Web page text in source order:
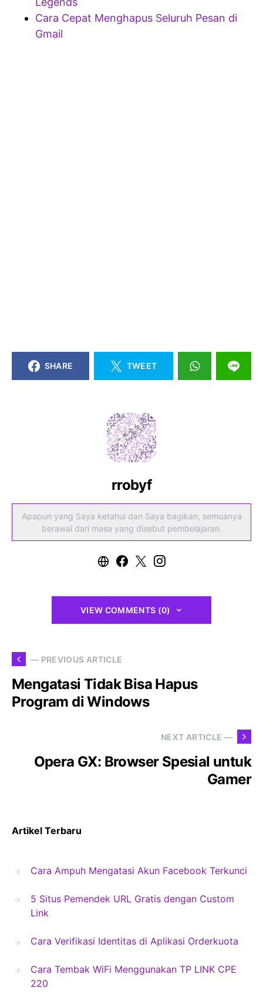
Cara Cepat Menghapus Seluruh Pesan di
Gmail
SHARE TWEET
rrobyf
Apapun yang Saya ketahui dan Saya bagikan, semuanya
berawal dari masa yang disebut pembelajaran.
VIEW COMMENTS (0)
— PREVIOUS ARTICLE
Mengatasi Tidak Bisa Hapus
Program di Windows
NEXT ARTICLE —
Opera GX: Browser Spesial untuk
Gamer
Artikel Terbaru
Cara Ampuh Mengatasi Akun Facebook Terkunci
5 Situs Pemendek URL Gratis dengan Custom
Link
Cara Verifikasi Identitas di Aplikasi Orderkuota
Cara Tembak WiFi Menggunakan TP LINK CPE
220